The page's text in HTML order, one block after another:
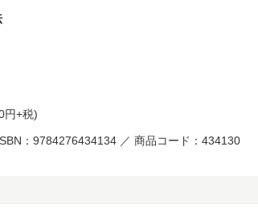
円+税)
：9784276434134 ／ 商品コード：434130